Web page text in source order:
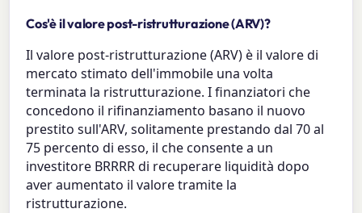
Cos'è il valore post-ristrutturazione (ARV)?
Il valore post-ristrutturazione (ARV) è il valore di
mercato stimato dell'immobile una volta
terminata la ristrutturazione. I finanziatori che
concedono il rifinanziamento basano il nuovo
prestito sull'ARV, solitamente prestando dal 70 al
75 percento di esso, il che consente a un
investitore BRRRR di recuperare liquidità dopo
aver aumentato il valore tramite la
ristrutturazione.